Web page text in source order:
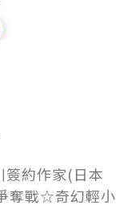
簽約作家(日本
奪戰☆奇幻輕小